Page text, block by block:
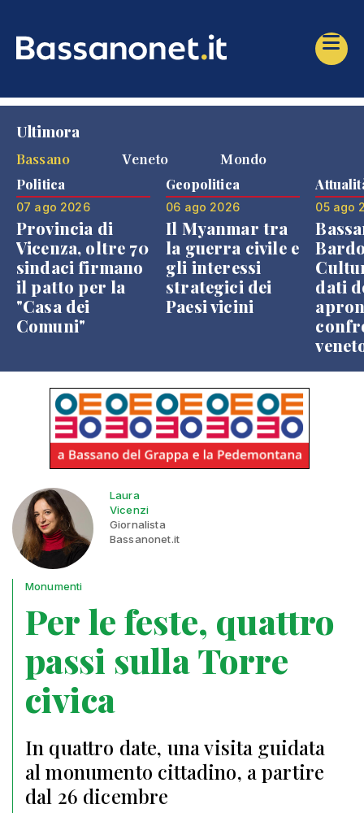
Ultimora
Bassano
Veneto Mondo
Politica
07 ago 2026
Provincia di
Vicenza, oltre 70
sindaci firmano
il patto per la
"Casa dei
Comuni"
Geopolitica
06 ago 2026
Il Myanmar tra
la guerra civile e
gli interessi
strategici dei
Paesi vicini
05 ago
dati
Laura
Vicenzi
Giornalista
Bassanonet.it
Monumenti
Per le feste, quattro
passi sulla Torre
civica
In quattro date, una visita guidata
al monumento cittadino, a partire
dal 26 dicembre